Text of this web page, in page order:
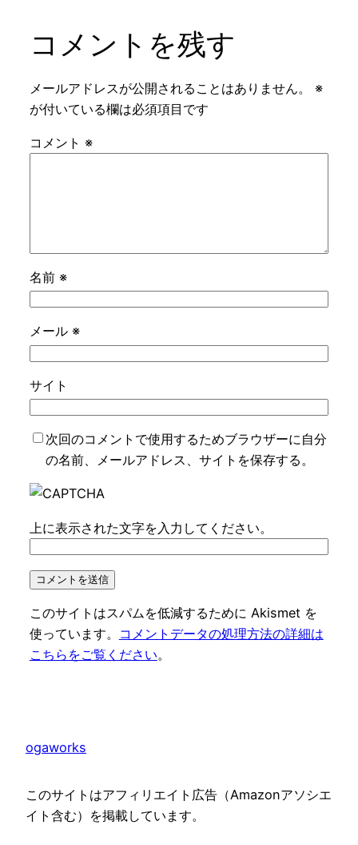
コメントを残す
メールアドレスが公開されることはありません。
※
が付いている欄は必須項目です
コメント ※
名前 ※
メール ※
サイト
次回のコメントで使用するためブラウザーに自分
の名前、メールアドレス、サイトを保存する。
上に表示された文字を入力してください。
このサイトはスパムを低減するために Akismet を
使っています。
コメントデータの処理方法の詳細は
こちらをご覧ください。
ogaworks
このサイトはアフィリエイト広告（Amazonアソシエ
イト含む）を掲載しています。